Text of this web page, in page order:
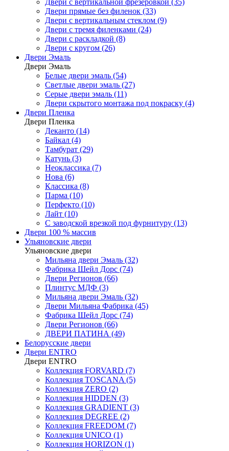
Двери с вертикальной фрезеровкой (35)
Двери прямые без филенок (33)
Двери с вертикальным стеклом (9)
Двери с тремя филенками (24)
Двери с раскладкой (8)
Двери с кругом (26)
Двери Эмаль
Двери Эмаль
Белые двери эмаль (54)
Светлые двери эмаль (27)
Серые двери эмаль (11)
Двери скрытого монтажа под покраску (4)
Двери Пленка
Двери Пленка
Деканто (14)
Байкал (4)
Тамбурат (29)
Катунь (3)
Неоклассика (7)
Нова (6)
Классика (8)
Парма (10)
Перфекто (10)
Лайт (10)
С заводской врезкой под фурнитуру (13)
Двери 100 % массив
Ульяновские двери
Ульяновские двери
Мильяна двери Эмаль (32)
Фабрика Шейл Дорс (74)
Двери Регионов (66)
Плинтус МДФ (3)
Мильяна двери Эмаль (32)
Двери Мильяна Фабрика (45)
Фабрика Шейл Дорс (74)
Двери Регионов (66)
ДВЕРИ ПАТИНА (49)
Белорусские двери
Двери ENTRO
Двери ENTRO
Коллекция FORVARD (7)
Коллекция TOSCANA (5)
Коллекция ZERO (2)
Коллекция HIDDEN (3)
Коллекция GRADIENT (3)
Коллекция DEGREE (2)
Коллекция FREEDOM (7)
Коллекция UNICO (1)
Коллекция HORIZON (1)